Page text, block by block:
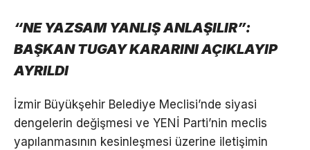
“NE YAZSAM YANLIŞ ANLAŞILIR”:
BAŞKAN TUGAY KARARINI AÇIKLAYIP
AYRILDI
İzmir Büyükşehir Belediye Meclisi’nde siyasi
dengelerin değişmesi ve YENİ Parti’nin meclis
yapılanmasının kesinleşmesi üzerine iletişimin